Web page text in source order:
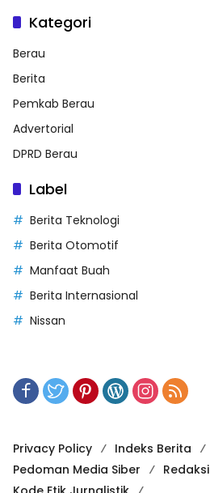
Kategori
Berau
Berita
Pemkab Berau
Advertorial
DPRD Berau
Label
Berita Teknologi
Berita Otomotif
Manfaat Buah
Berita Internasional
Nissan
Privacy Policy
Indeks Berita
Pedoman Media Siber
Redaksi